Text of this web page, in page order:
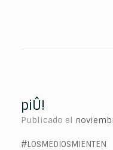
piÛ!
Publicado el
#LOSMEDIOSMIENTEN